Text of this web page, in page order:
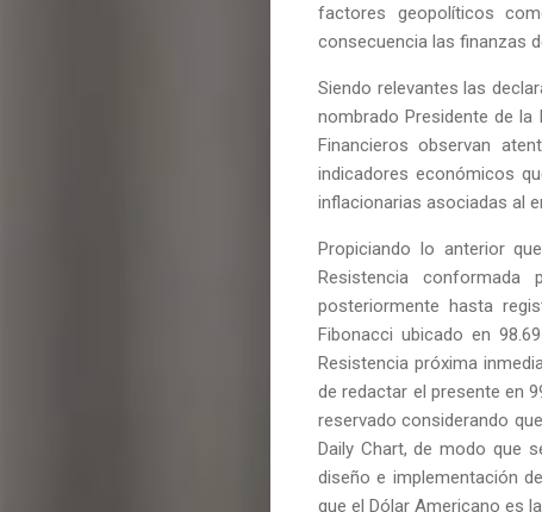
factores geopolíticos
consecuencia las finanzas
Siendo relevantes las
nombrado Presidente de la
Financieros observan
indicadores económicos
inflacionarias asociadas al
Propiciando lo anterior
Resistencia
posteriormente hasta
Fibonacci ubicado en
Resistencia próxima
de redactar el presente en
reservado considerando
Daily Chart, de modo que
diseño e implementación
que el Dólar Americano es